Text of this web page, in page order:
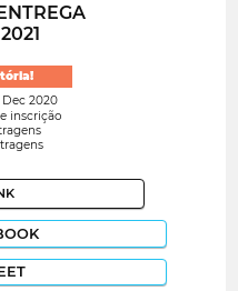
2020
inscrição